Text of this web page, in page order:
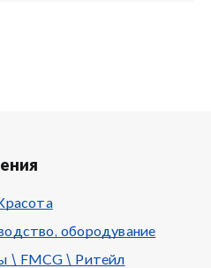
обородувание
\ FMCG \ Ритейл